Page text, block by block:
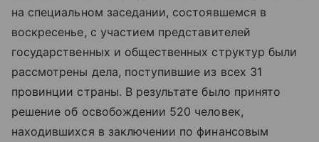
на специальном заседании, состоявшемся в
воскресенье, с участием представителей
государственных и общественных структур были
рассмотрены дела, поступившие из всех 31
провинции страны. В результате было принято
решение об освобождении 520 человек,
находившихся в заключении по финансовым